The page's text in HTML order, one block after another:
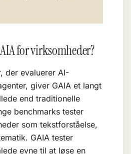
for virksomheder?
der evaluerer AI-
, giver GAIA et langt
end traditionelle
benchmarks tester
som tekstforståelse,
GAIA tester
evne til at løse en